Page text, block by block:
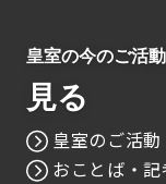
皇室の今のご活
見る
皇室のご活
おことば・